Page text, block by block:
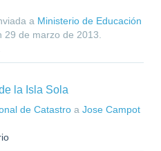
a Ministerio de Educación
29 de marzo de 2013
la Isla Sola
de Catastro a Jose Campot